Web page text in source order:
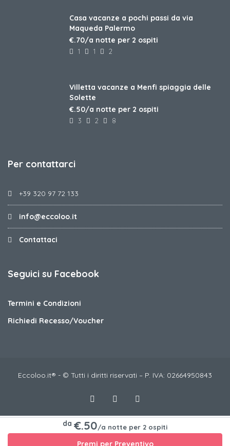
da €.50/a notte per 2 ospiti
Premi per Preventivo
Casa vacanze a pochi passi da via
Maqueda Palermo
€.70/a notte per 2 ospiti
1 1 2
Villetta vacanze a Menfi spiaggia delle
Solette
€.50/a notte per 2 ospiti
3 2 8
Per contattarci
+39 320 97 72 133
info@eccoloo.it
Contattaci
Seguici su Facebook
Termini e Condizioni
Richiedi Recesso/Voucher
Eccoloo.it® - © Tutti i diritti riservati – P. IVA: 02664950843